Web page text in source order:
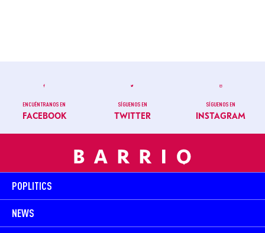
ENCUÉNTRANOS EN
FACEBOOK
SÍGUENOS EN
TWITTER
SÍGUENOS EN
INSTAGRAM
POPLITICS
NEWS